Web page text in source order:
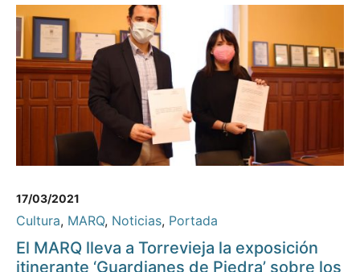
17/03/2021
Cultura, MARQ, Noticias, Portada
El MARQ lleva a Torrevieja la exposición
itinerante ‘Guardianes de Piedra’ sobre los